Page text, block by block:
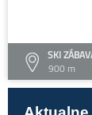
SKI
900 m